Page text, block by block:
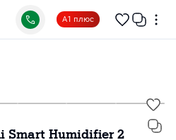
А1 плюс
Smart Humidifier 2